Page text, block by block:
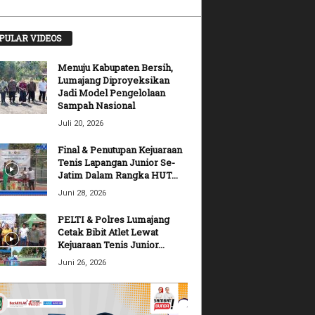
VIDEOS
Menuju Kabupaten Bersih,
Lumajang Diproyeksikan
Jadi Model Pengelolaan
Sampah Nasional
Juli 20, 2026
Final & Penutupan Kejuaraan
Tenis Lapangan Junior Se-
Jatim Dalam Rangka HUT...
Juni 28, 2026
PELTI & Polres Lumajang
Cetak Bibit Atlet Lewat
Kejuaraan Tenis Junior...
Juni 26, 2026